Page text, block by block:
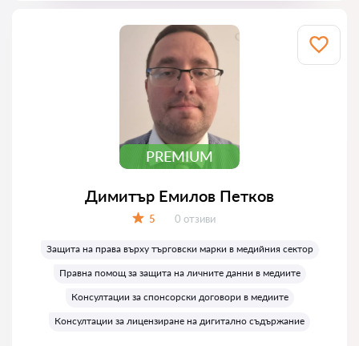
PREMIUM
Димитър Емилов Петков
5 Отзиви:
0 отзиви
Защита на права върху търговски марки в медийния сектор
Правна помощ за защита на личните данни в медиите
Консултации за спонсорски договори в медиите
Консултации за лицензиране на дигитално съдържание